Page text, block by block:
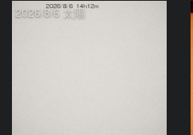
2026/8/6 太陽